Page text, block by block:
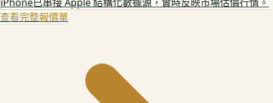
查看完整報價單